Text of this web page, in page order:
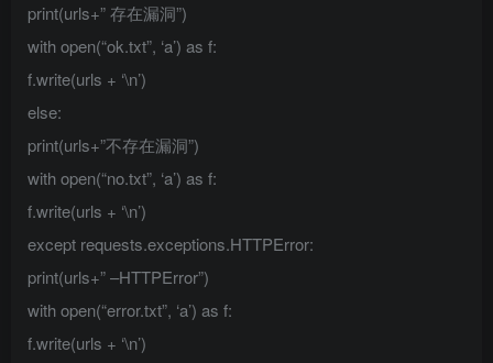
print(urls+” 存在漏洞”)
with open(“ok.txt”, ‘a’) as f:
f.write(urls + ‘\n’)
else:
print(urls+”不存在漏洞”)
with open(“no.txt”, ‘a’) as f:
f.write(urls + ‘\n’)
except requests.exceptions.HTTPError:
print(urls+” –HTTPError”)
with open(“error.txt”, ‘a’) as f:
f.write(urls + ‘\n’)